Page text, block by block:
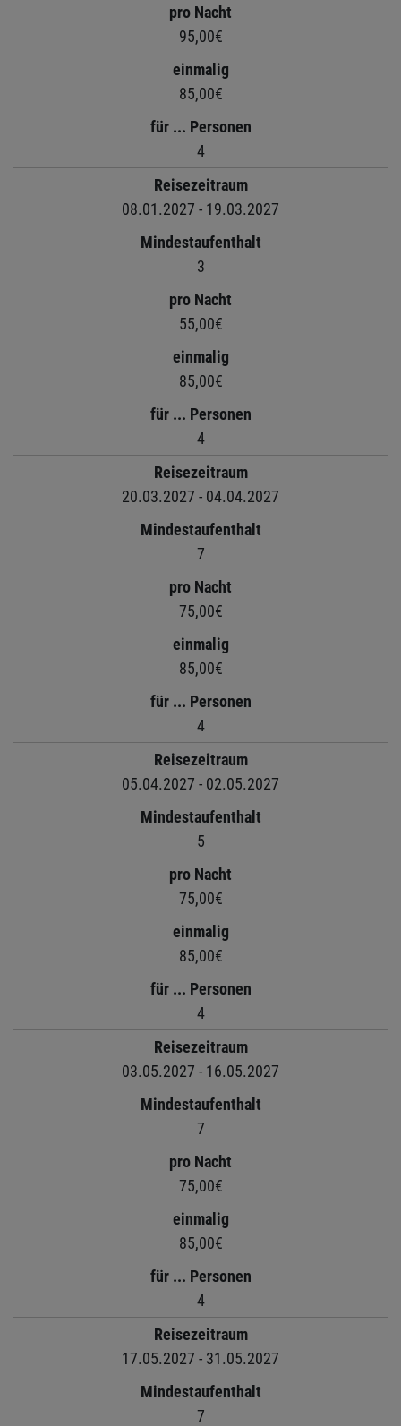
pro Nacht
95,00€
einmalig
85,00€
für ... Personen
4
Reisezeitraum
08.01.2027 - 19.03.2027
Mindestaufenthalt
3
pro Nacht
55,00€
einmalig
85,00€
für ... Personen
4
Reisezeitraum
20.03.2027 - 04.04.2027
Mindestaufenthalt
7
pro Nacht
75,00€
einmalig
85,00€
für ... Personen
4
Reisezeitraum
05.04.2027 - 02.05.2027
Mindestaufenthalt
5
pro Nacht
75,00€
einmalig
85,00€
für ... Personen
4
Reisezeitraum
03.05.2027 - 16.05.2027
Mindestaufenthalt
7
pro Nacht
75,00€
einmalig
85,00€
für ... Personen
4
Reisezeitraum
17.05.2027 - 31.05.2027
Mindestaufenthalt
7